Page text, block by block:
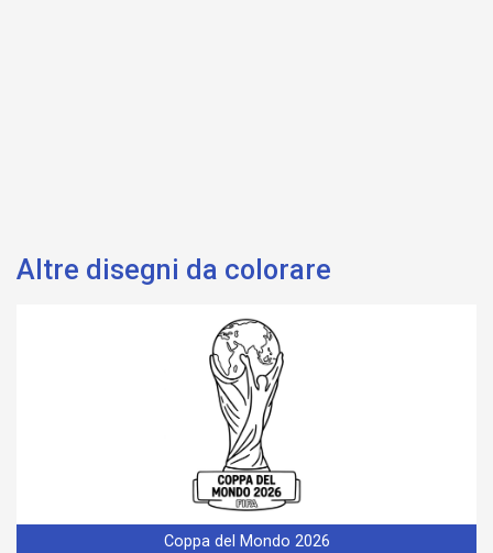
Altre disegni da colorare
Coppa del Mondo 2026